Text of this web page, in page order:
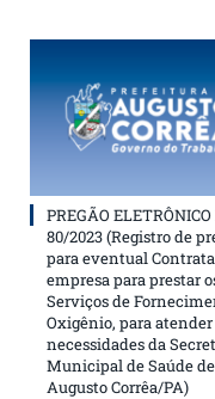
PREGÃO ELETRÔNICO
80/2023 (Registro de
para eventual
empresa para prestar
Serviços de
Oxigênio, para atender
necessidades da
Municipal de Saúde de
Augusto Corrêa/PA)